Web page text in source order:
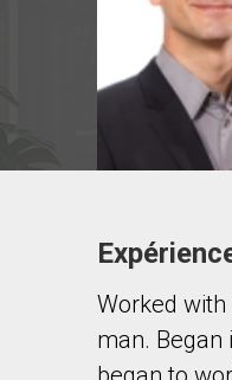
Prénom
Nom
Courriel
Worked
man. Began